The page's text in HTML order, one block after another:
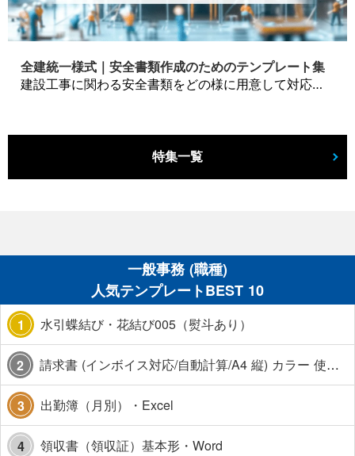
全建統一様式｜安全書類作成のためのテンプレート集
建設工事に関わる安全書類をどの様に用意して対応するか？関連書式テンプレートから書き方の注意点などの役立つコラムをbizoceanがお届けします。
特集一覧
一般事務 (職種)
人気テンプレートBEST 10
1 水引蝶結び・花結び005（熨斗あり）
2 請求書 (インボイス対応/自動計算/A4 縦) カラー 使い方解説あり
3 出勤簿（月別）・Excel
4 領収書（領収証）基本形・Word